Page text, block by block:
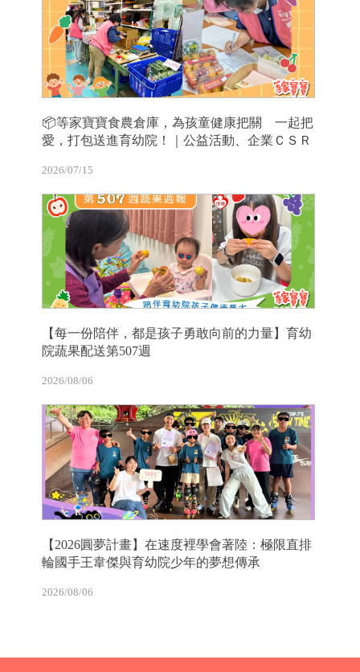
📦等家寶寶食農倉庫，為孩童健康把關 一起把
愛，打包送進育幼院！｜公益活動、企業ＣＳＲ
2026/07/15
【每一份陪伴，都是孩子勇敢向前的力量】育幼
院蔬果配送第507週
2026/08/06
【2026圓夢計畫】在速度裡學會著陸：極限直排
輪國手王韋傑與育幼院少年的夢想傳承
2026/08/06